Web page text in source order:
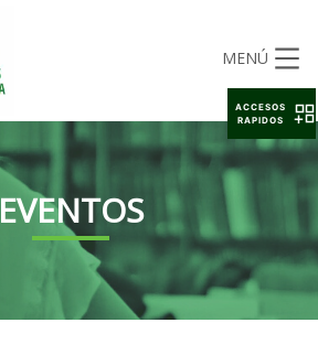
MENÚ
EVENTOS
ACCESOS
RAPIDOS